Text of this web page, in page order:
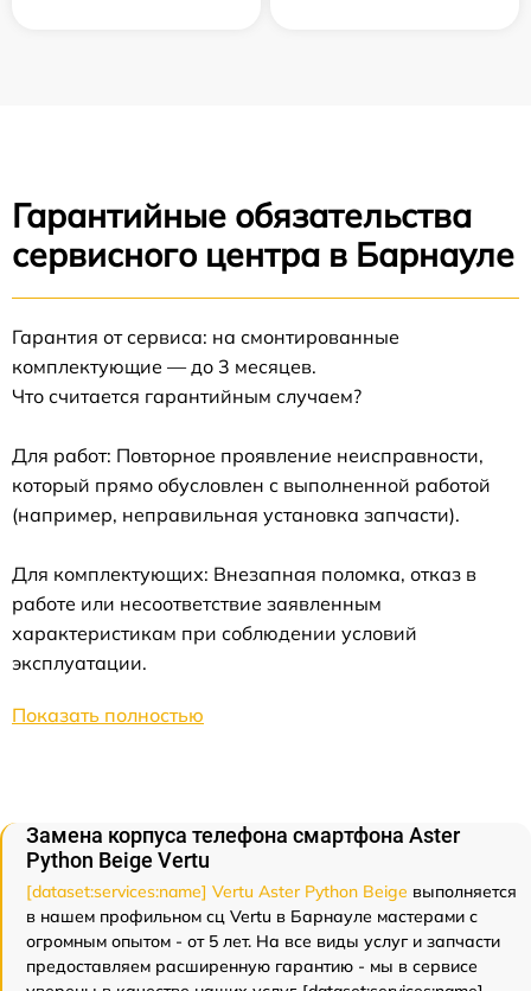
Гарантийные обязательства
сервисного центра в Барнауле
Гарантия от сервиса: на смонтированные
комплектующие — до 3 месяцев.
Что считается гарантийным случаем?
Для работ: Повторное проявление неисправности,
который прямо обусловлен с выполненной работой
(например, неправильная установка запчасти).
Для комплектующих: Внезапная поломка, отказ в
работе или несоответствие заявленным
характеристикам при соблюдении условий
эксплуатации.
Показать полностью
Замена корпуса телефона смартфона Aster
Python Beige Vertu
[dataset:services:name] Vertu Aster Python Beige выполняется
в нашем профильном сц Vertu в Барнауле мастерами с
огромным опытом - от 5 лет. На все виды услуг и запчасти
предоставляем расширенную гарантию - мы в сервисе